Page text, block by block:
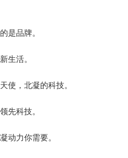
是品牌。
生活。
使，北凝的科技。
先科技。
动力你需要。